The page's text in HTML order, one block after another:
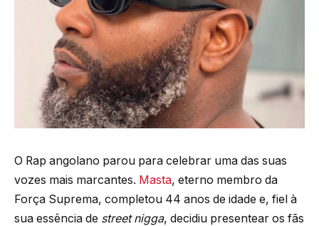
O Rap angolano parou para celebrar uma das suas
vozes mais marcantes. Masta, eterno membro da
Força Suprema, completou 44 anos de idade e, fiel à
sua essência de street nigga, decidiu presentear os fãs